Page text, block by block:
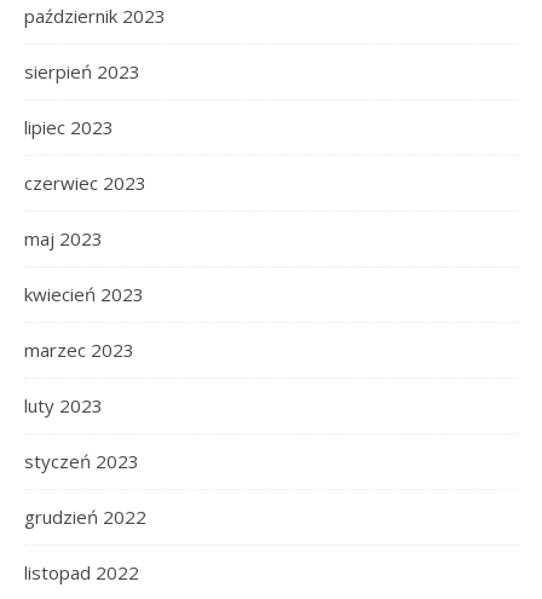
październik 2023
sierpień 2023
lipiec 2023
czerwiec 2023
maj 2023
kwiecień 2023
marzec 2023
luty 2023
styczeń 2023
grudzień 2022
listopad 2022